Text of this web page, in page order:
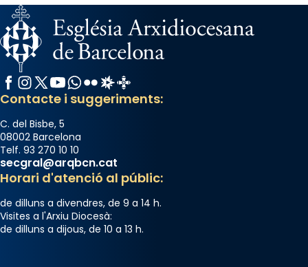
«Si vols saber què és calor, ves per les
Santes a Mataró»🥵.
Photo
View on Facebook Share
Facebook
Instagram
X / Twitter
YouTube
WhatsApp
FlickrRadio Estel
Catalunya Cristiana
Contacte i suggeriments:
C. del Bisbe, 5
08002 Barcelona
Telf. 93 270 10 10
secgral@arqbcn.cat
Horari d'atenció al públic:
de dilluns a divendres, de 9 a 14 h.
Visites a l'Arxiu Diocesà:
de dilluns a dijous, de 10 a 13 h.